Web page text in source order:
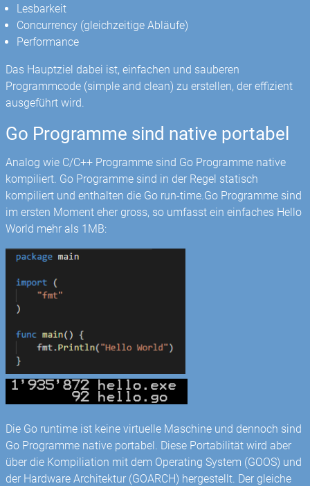
Lesbarkeit
Concurrency (gleichzeitige Abläufe)
Performance
Das Hauptziel dabei ist, einfachen und sauberen
Programmcode (simple and clean) zu erstellen, der effizient
ausgeführt wird.
Go Programme sind native portabel
Analog wie C/C++ Programme sind Go Programme native
kompiliert. Go Programme sind in der Regel statisch
kompiliert und enthalten die Go run-time.Go Programme sind
im ersten Moment eher gross, so umfasst ein einfaches Hello
World mehr als 1MB:
Die Go runtime ist keine virtuelle Maschine und dennoch sind
Go Programme native portabel. Diese Portabilität wird aber
über die Kompiliation mit dem Operating System (GOOS) und
der Hardware Architektur (GOARCH) hergestellt. Der gleiche